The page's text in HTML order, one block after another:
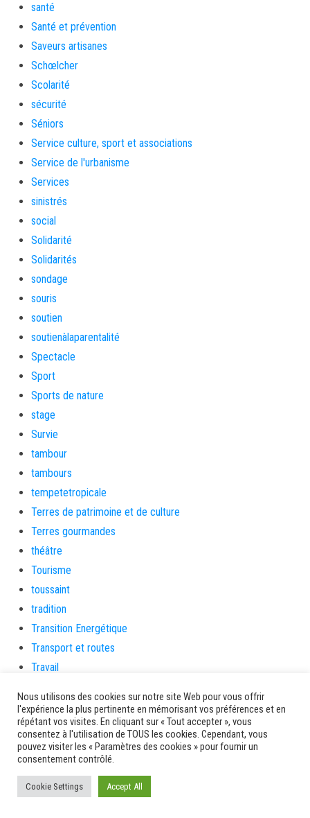
santé
Santé et prévention
Saveurs artisanes
Schœlcher
Scolarité
sécurité
Séniors
Service culture, sport et associations
Service de l'urbanisme
Services
sinistrés
social
Solidarité
Solidarités
sondage
souris
soutien
soutienàlaparentalité
Spectacle
Sport
Sports de nature
stage
Survie
tambour
tambours
tempetetropicale
Terres de patrimoine et de culture
Terres gourmandes
théâtre
Tourisme
toussaint
tradition
Transition Energétique
Transport et routes
Travail
Travaux THD
travaux utiles
TSUNAMI
TZCLD
uncategorized
Nous utilisons des cookies sur notre site Web pour vous offrir
l'expérience la plus pertinente en mémorisant vos préférences et en
répétant vos visites. En cliquant sur « Tout accepter », vous
consentez à l'utilisation de TOUS les cookies. Cependant, vous
pouvez visiter les « Paramètres des cookies » pour fournir un
consentement contrôlé.
Cookie Settings Accept All